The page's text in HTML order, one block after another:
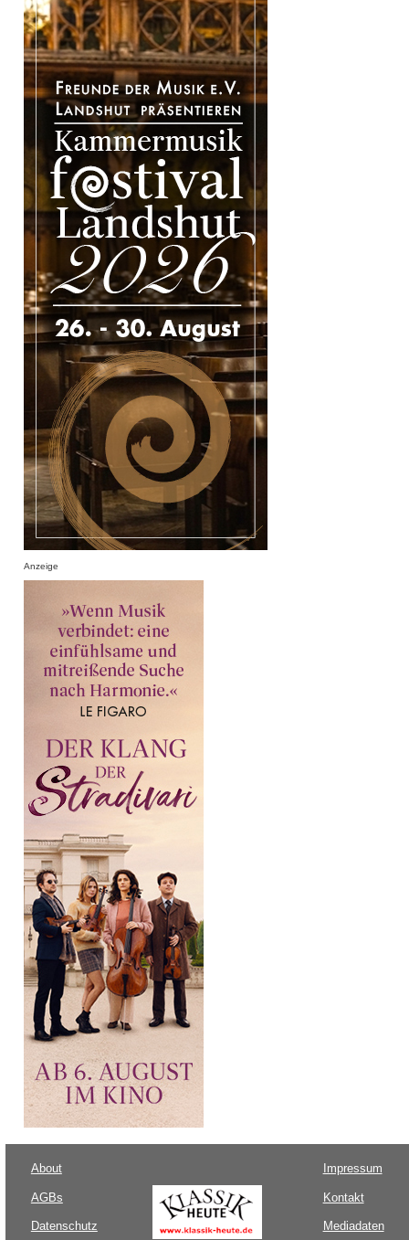
Anzeige
About
AGBs
Datenschutz
Impressum
Kontakt
Mediadaten